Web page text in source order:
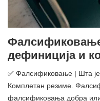
Фалсификовање
дефиниција и
✅ Фалсификовање | Шта
Комплетан резиме.
фалсификовања добра